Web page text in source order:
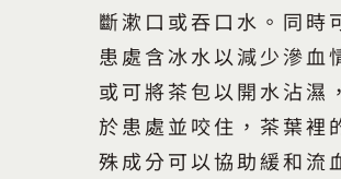
斷漱口或吞口水。同時
患處含冰水以減少滲血
或可將茶包以開水沾濕
於患處並咬住，茶葉裡
殊成分可以協助緩和流